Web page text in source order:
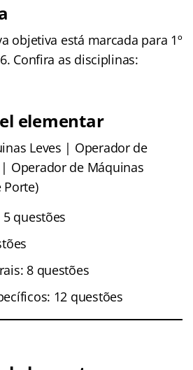
objetiva está marcada para 1º
Confira as disciplinas:
elementar
Leves | Operador de
Operador de Máquinas
Porte)
questões
8 questões
12 questões